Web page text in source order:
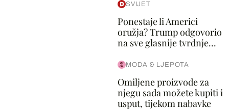
SVIJET
Ponestaje li Americi
oružja? Trump odgovorio
na sve glasnije tvrdnje...
MODA & LJEPOTA
Omiljene proizvode za
njegu sada možete kupiti i
usput, tijekom nabavke